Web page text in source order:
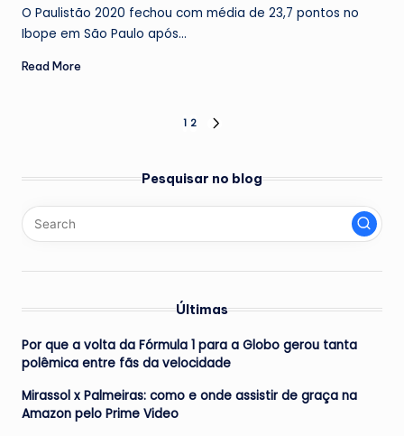
O Paulistão 2020 fechou com média de 23,7 pontos no
Ibope em São Paulo após…
Read More
posts
1 2
Pesquisar no blog
Últimas
Por que a volta da Fórmula 1 para a Globo gerou tanta
polêmica entre fãs da velocidade
Mirassol x Palmeiras: como e onde assistir de graça na
Amazon pelo Prime Video